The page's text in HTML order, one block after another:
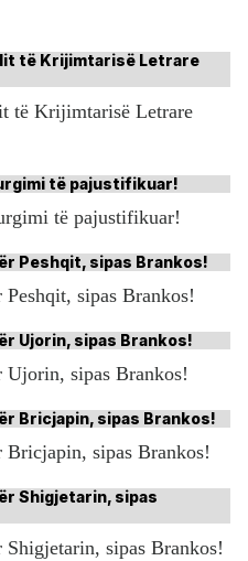
të Krijimtarisë Letrare
të pajustifikuar!
sipas Brankos!
sipas Brankos!
sipas Brankos!
sipas Brankos!